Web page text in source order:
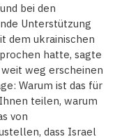
bei den
Unterstützung
dem ukrainischen
hatte, sagte
weg erscheinen
Warum ist das für
teilen, warum
von
dass Israel